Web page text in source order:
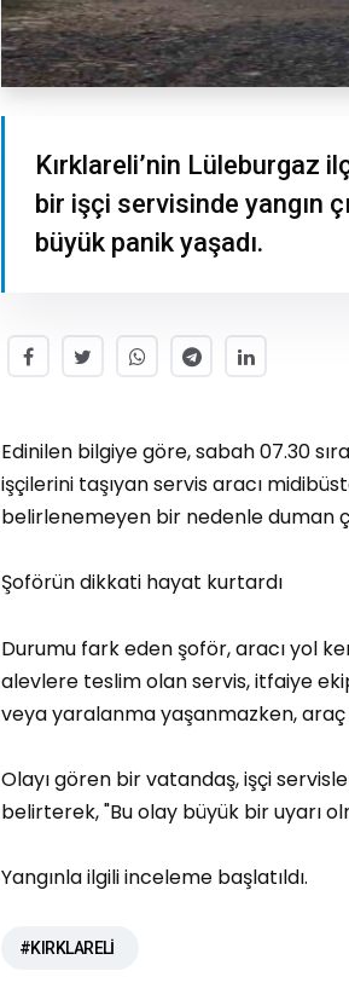
Kırklareli’nin Lüleburgaz
bir işçi servisinde yangın
büyük panik yaşadı.
Edinilen bilgiye göre, sabah 07.30
işçilerini taşıyan servis aracı
belirlenemeyen bir nedenle duman
Şoförün dikkati hayat kurtardı
Durumu fark eden şoför, aracı yol
alevlere teslim olan servis, itfaiye
veya yaralanma yaşanmazken, araç
Olayı gören bir vatandaş, işçi
belirterek, "Bu olay büyük bir uyarı
Yangınla ilgili inceleme başlatıldı.
#KIRKLARELİ